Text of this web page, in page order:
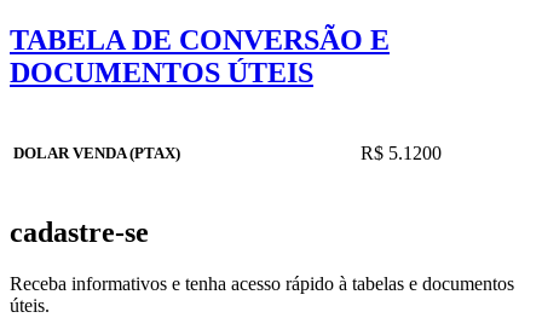
TABELA DE CONVERSÃO E
DOCUMENTOS ÚTEIS
DOLAR VENDA (PTAX) R$ 5.1200
cadastre-se
Receba informativos e tenha acesso rápido à tabelas e documentos
úteis.